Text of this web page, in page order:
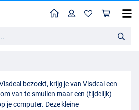
HomeProfiel
bezoekt, krijg je van Visdeal een
van te smullen maar een (tijdelijk)
je computer. Deze kleine